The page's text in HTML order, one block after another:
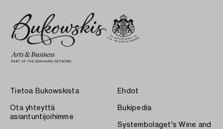
Tietoa Bukowskista
Ota yhteyttä
asiantuntijoihimme
Ehdot
Bukipedia
Systembolaget's Wine and